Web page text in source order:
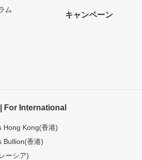
ム
キャンペーン
For International
Hong Kong(香港)
Bullion(香港)
ーシア)